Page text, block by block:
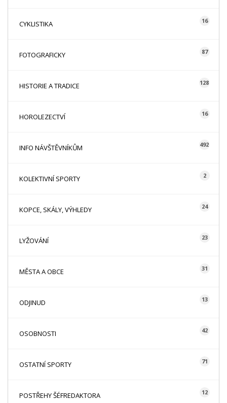
CYKLISTIKA 16
FOTOGRAFICKY 87
HISTORIE A TRADICE 128
HOROLEZECTVÍ 16
INFO NÁVŠTĚVNÍKŮM 492
KOLEKTIVNÍ SPORTY 2
KOPCE, SKÁLY, VÝHLEDY 24
LYŽOVÁNÍ 23
MĚSTA A OBCE 31
ODJINUD 13
OSOBNOSTI 42
OSTATNÍ SPORTY 71
POSTŘEHY ŠÉFREDAKTORA 12